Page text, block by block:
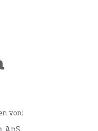
von: